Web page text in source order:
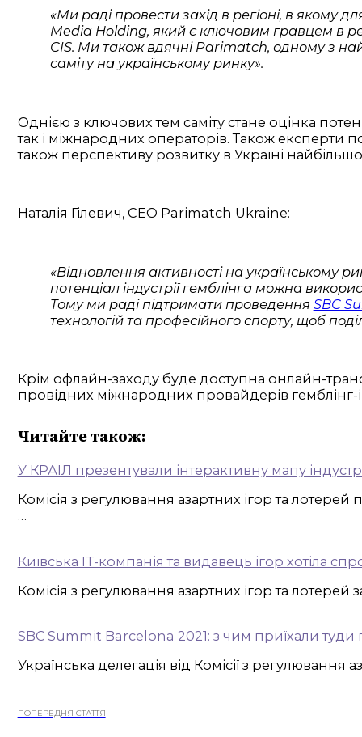
«Ми раді провести захід в регіоні, в якому
Media Holding, який є ключовим гравцем в
CIS. Ми також вдячні Parimatch, одному з
саміту на українському ринку».
Однією з ключових тем саміту стане оцінка
так і міжнародних операторів. Також експерти
також перспективу розвитку в Україні
Наталія Гілевич, СЕО Parimatch Ukraine:
«Відновлення активності на українському
потенціал індустрії гемблінга можна
Тому ми раді підтримати проведення SBC
технологій та професійного спорту, щоб
Крім офлайн-заходу буде доступна онлайн-
провідних міжнародних провайдерів гемблінг-
Читайте також:
У КРАІЛ презентували інтерактивну мапу
Комісія з регулювання азартних ігор та
…
Київська IT-компанія та видавець ігор хотіла
Комісія з регулювання азартних ігор та
SBC Summit Barcelona 2021: з чим приїхали туди
Українська делегація від Комісії з
ПОПЕРЕДНЯ СТАТТЯ